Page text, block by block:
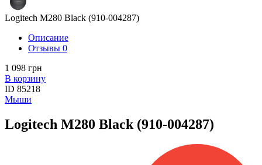
Logitech M280 Black (910-004287)
Описание
Отзывы 0
1 098 грн
В корзину
ID 85218
Мыши
Logitech M280 Black (910-004287)